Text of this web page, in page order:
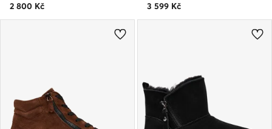
2 800 Kč
3 599 Kč